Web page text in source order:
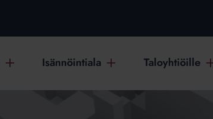
Isännöintiala Taloyhtiöille